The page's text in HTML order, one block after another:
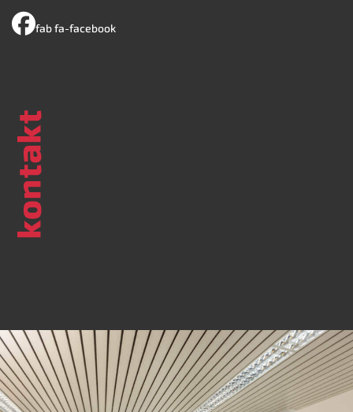
fab fa-facebook